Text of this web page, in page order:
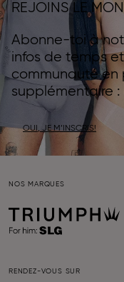
REJOINS LE
Abonne-toi à
infos de temps
communauté en
supplémentaire
OUI, JE M’INSCRIS!
NOS MARQUES
RENDEZ-VOUS SUR